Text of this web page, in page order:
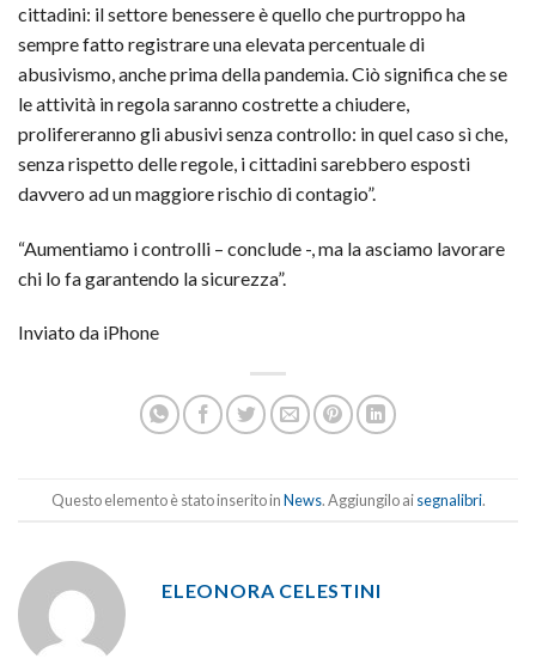
cittadini: il settore benessere è quello che purtroppo ha
sempre fatto registrare una elevata percentuale di
abusivismo, anche prima della pandemia. Ciò significa che se
le attività in regola saranno costrette a chiudere,
prolifereranno gli abusivi senza controllo: in quel caso sì che,
senza rispetto delle regole, i cittadini sarebbero esposti
davvero ad un maggiore rischio di contagio”.
“Aumentiamo i controlli – conclude -, ma la asciamo lavorare
chi lo fa garantendo la sicurezza”.
Inviato da iPhone
Questo elemento è stato inserito inNews. Aggiungilo aisegnalibri.
ELEONORA CELESTINI